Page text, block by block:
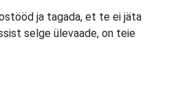
ja tagada, et te ei jäta
selge ülevaade, on teie